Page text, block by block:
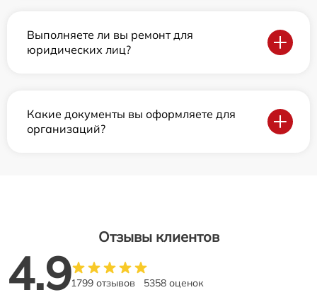
Выполняете ли вы ремонт для
юридических лиц?
Какие документы вы оформляете для
организаций?
Отзывы клиентов
4.91799 отзывов 5358 оценок